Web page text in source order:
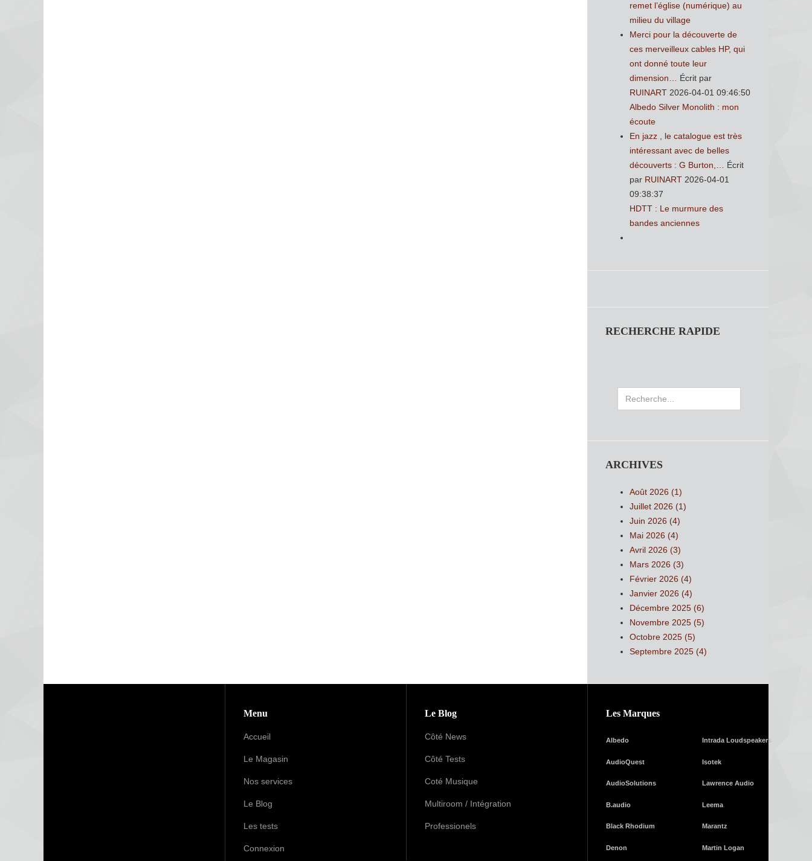
remet l’église (numérique) au
milieu du village
Merci pour la découverte de
ces merveilleux cables HP, qui
ont donné toute leur
dimension…
Écrit par
RUINART 2026-04-01 09:46:50
Albedo Silver Monolith : mon
écoute
En jazz , le catalogue est très
intéressant avec de belles
découverts : G Burton,…
Écrit
par RUINART 2026-04-01
09:38:37
HDTT : Le murmure des
bandes anciennes
RECHERCHE RAPIDE
Rechercher
ARCHIVES
Août 2026 (1)
Juillet 2026 (1)
Juin 2026 (4)
Mai 2026 (4)
Avril 2026 (3)
Mars 2026 (3)
Février 2026 (4)
Janvier 2026 (4)
Décembre 2025 (6)
Novembre 2025 (5)
Octobre 2025 (5)
Septembre 2025 (4)
Menu
Accueil
Le Magasin
Nos services
Le Blog
Les tests
Connexion
Le Blog
Côté News
Côté Tests
Coté Musique
Multiroom / Intégration
Professionels
Les Marques
Albedo
AudioQuest
AudioSolutions
B.audio
Black Rhodium
Denon
Intrada Loudspeakers
Isotek
Lawrence Audio
Leema
Marantz
Martin Logan